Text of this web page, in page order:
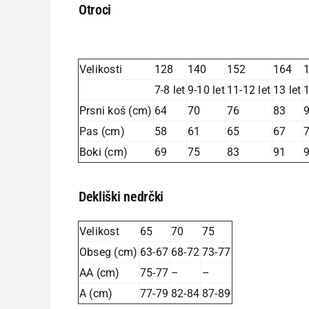
Otroci
Velikosti 128 140 152 164
7-8 let 9-10 let 11-12 let 13 let
Prsni koš (cm) 64 70 76 83
Pas (cm)
58 61 65 67
Boki (cm)
69 75 83 91
Dekliški nedrčki
Velikost 65 70
75
Obseg (cm) 63-67 68-72 73-77
AA (cm)
75-77 –
–
A (cm)
77-79 82-84 87-89